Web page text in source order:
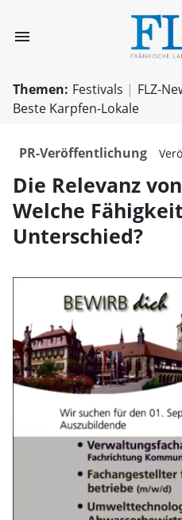
menu
Themen: Festivals
FLZ-
Beste Karpfen-Lokale
PR-Veröffentlichung
Die Relevanz
Welche
Unterschied?